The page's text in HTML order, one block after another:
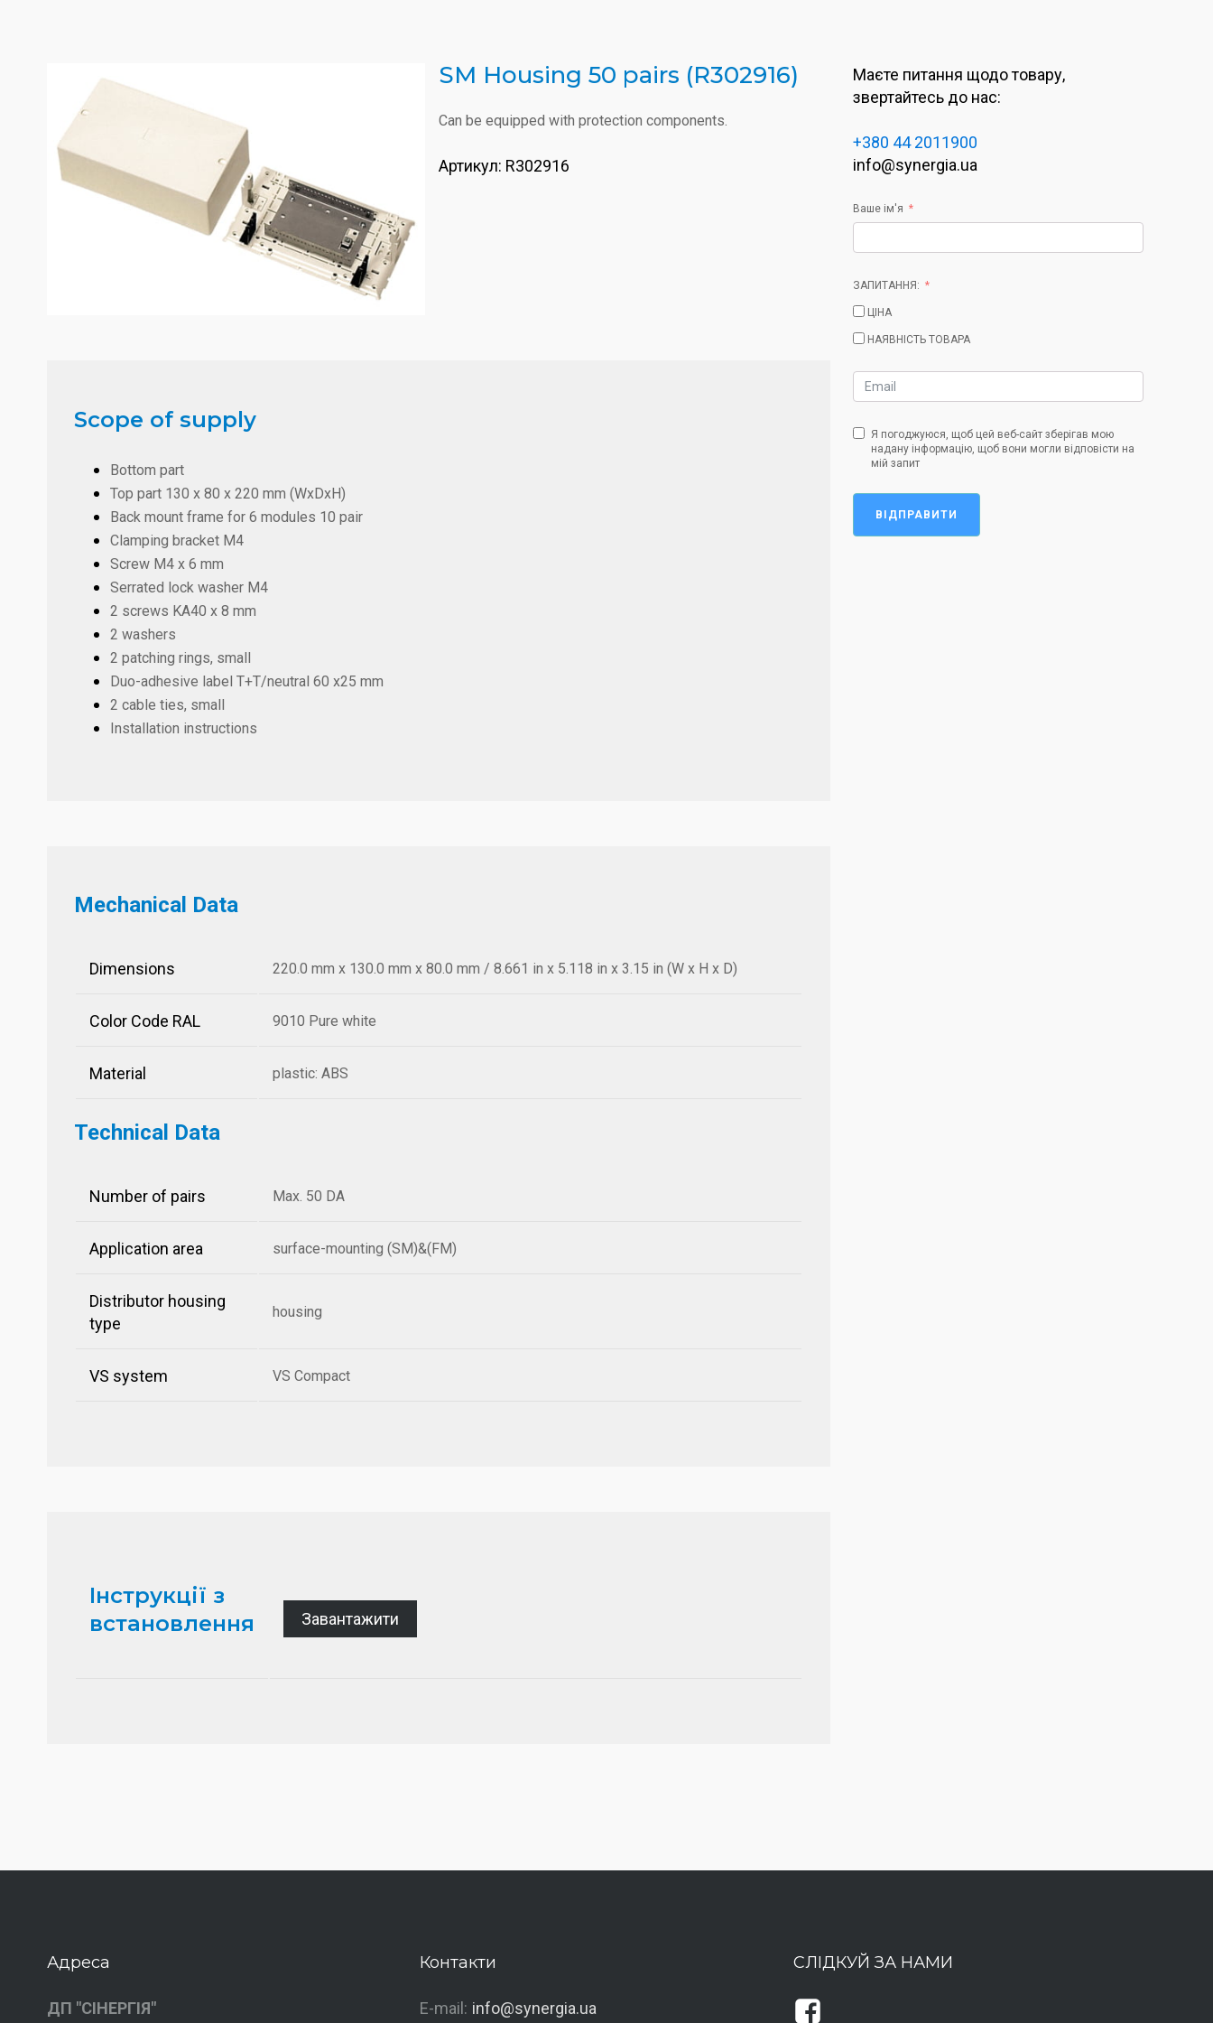
SM Housing 50 pairs (R302916)
Can be equipped with protection components.
Артикул: R302916
Scope of supply
Bottom part
Top part 130 x 80 x 220 mm (WxDxH)
Back mount frame for 6 modules 10 pair
Clamping bracket M4
Screw M4 x 6 mm
Serrated lock washer M4
2 screws KA40 x 8 mm
2 washers
2 patching rings, small
Duo-adhesive label T+T/neutral 60 x25 mm
2 cable ties, small
Installation instructions
Mechanical Data
Dimensions 220.0 mm x 130.0 mm x 80.0 mm / 8.661 in x 5.118 in x 3.15 in (W x H x D)
Color Code RAL 9010 Pure white
Material plastic: ABS
Technical Data
Number of pairs Max. 50 DA
Application area surface-mounting (SM)&(FM)
Distributor housing
type
housing
VS system VS Compact
Інструкції з
встановлення
Завантажити
Маєте питання щодо товару,
звертайтесь до нас:
+380 44 2011900
info@synergia.ua
Ваше ім'я
ЗАПИТАННЯ:
ЦІНА
НАЯВНІСТЬ ТОВАРА
Я погоджуюся, щоб цей веб-сайт зберігав мою
надану інформацію, щоб вони могли відповісти на
мій запит
ВІДПРАВИТИ
Адреса
ДП "СІНЕРГІЯ"
Контакти
E-mail: info@synergia.ua
СЛІДКУЙ ЗА НАМИ